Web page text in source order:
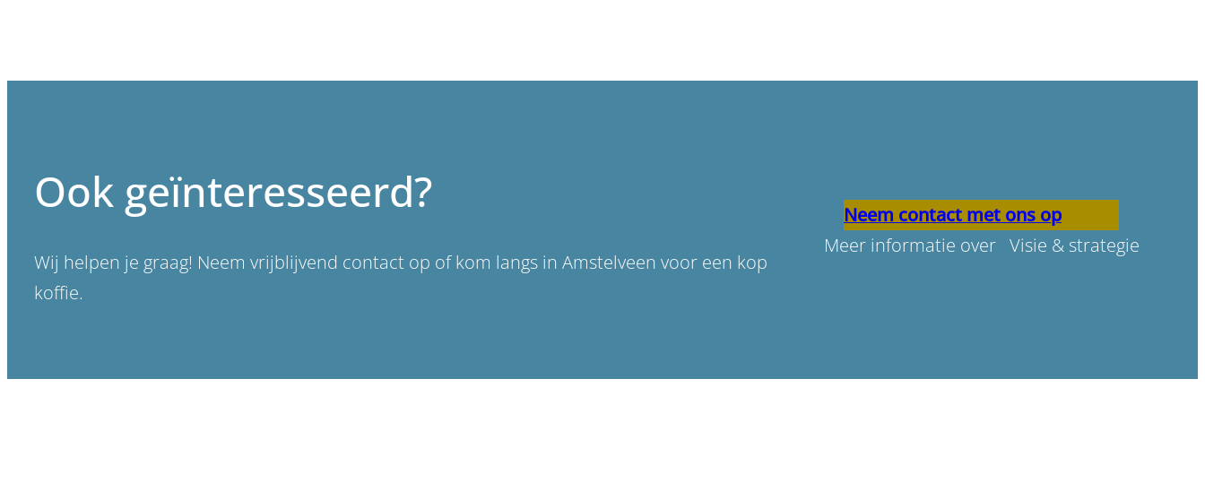
Ook geïnteresseerd?
Wij helpen je graag! Neem vrijblijvend contact op of kom langs in Amstelveen voor een kop
koffie.
Neem contact met ons op
Meer informatie over Visie & strategie